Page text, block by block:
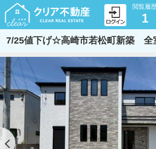
閲覧履
1
7/25値下げ☆高崎市若松町新築 全